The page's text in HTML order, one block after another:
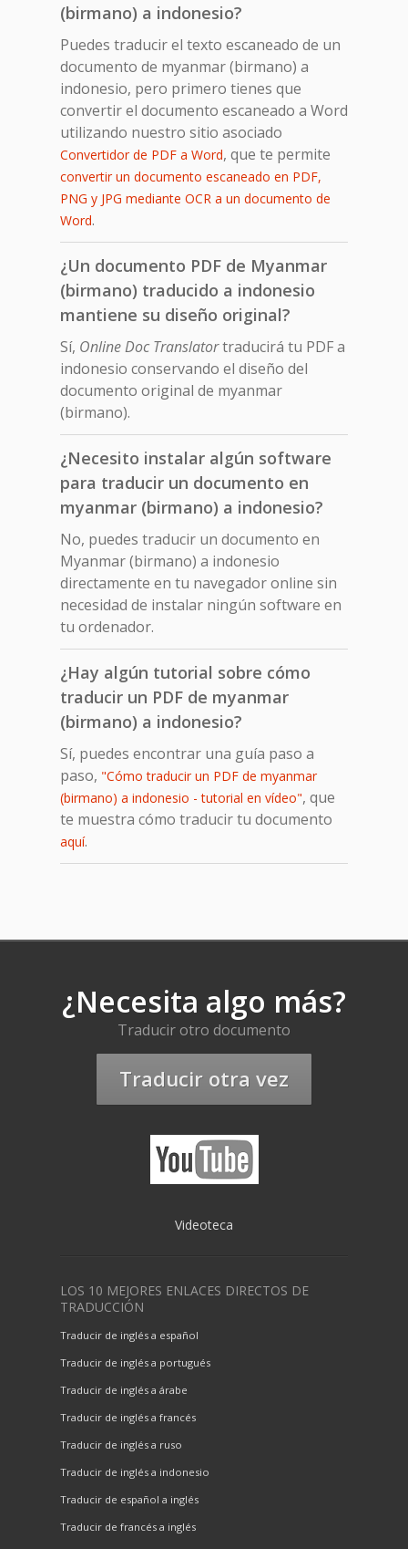
(birmano) a indonesio?
Puedes traducir el texto escaneado de un
documento de myanmar (birmano) a
indonesio, pero primero tienes que
convertir el documento escaneado a Word
utilizando nuestro sitio asociado
Convertidor de PDF a Word, que te permite
convertir un documento escaneado en PDF,
PNG y JPG mediante OCR a un documento de
Word.
¿Un documento PDF de Myanmar
(birmano) traducido a indonesio
mantiene su diseño original?
Sí, Online Doc Translatortraducirá tu PDF a
indonesio conservando el diseño del
documento original de myanmar
(birmano).
¿Necesito instalar algún software
para traducir un documento en
myanmar (birmano) a indonesio?
No, puedes traducir un documento en
Myanmar (birmano) a indonesio
directamente en tu navegador online sin
necesidad de instalar ningún software en
tu ordenador.
¿Hay algún tutorial sobre cómo
traducir un PDF de myanmar
(birmano) a indonesio?
Sí, puedes encontrar una guía paso a
paso, "Cómo traducir un PDF de myanmar
(birmano) a indonesio - tutorial en vídeo", que
te muestra cómo traducir tu documento
aquí.
¿Necesita algo más?
Traducir otro documento
Traducir otra vez
Videoteca
LOS 10 MEJORES ENLACES DIRECTOS DE
TRADUCCIÓN
Traducir de inglés a español
Traducir de inglés a portugués
Traducir de inglés a árabe
Traducir de inglés a francés
Traducir de inglés a ruso
Traducir de inglés a indonesio
Traducir de español a inglés
Traducir de francés a inglés